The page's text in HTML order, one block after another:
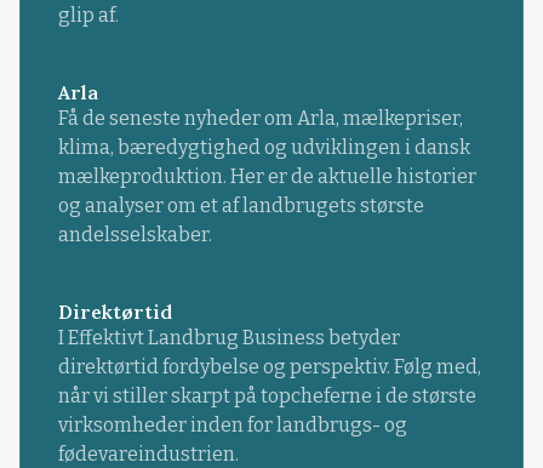
glip af.
Arla
Få de seneste nyheder om Arla, mælkepriser,
klima, bæredygtighed og udviklingen i dansk
mælkeproduktion. Her er de aktuelle historier
og analyser om et af landbrugets største
andelsselskaber.
Direktørtid
I Effektivt Landbrug Business betyder
direktørtid fordybelse og perspektiv. Følg med,
når vi stiller skarpt på topcheferne i de største
virksomheder inden for landbrugs- og
fødevareindustrien.